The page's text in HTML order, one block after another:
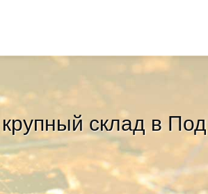
склад в